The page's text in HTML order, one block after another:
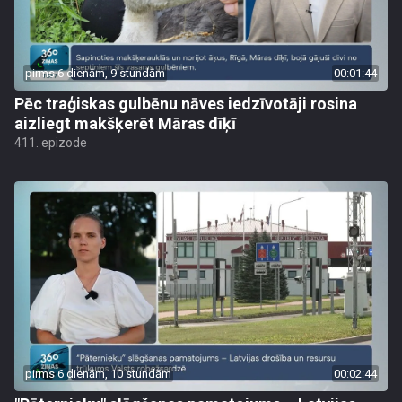
pirms 6 dienām, 9 stundām 00:01:44
Pēc traģiskas gulbēnu nāves iedzīvotāji rosina
aizliegt makšķerēt Māras dīķī
411. epizode
pirms 6 dienām, 10 stundām 00:02:44